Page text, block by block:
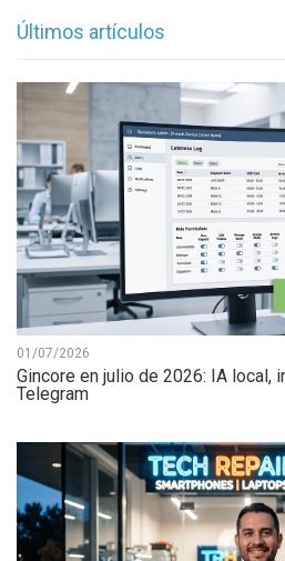
Últimos artículos
01/07/2026
Gincore en julio de 2026: IA local,
Telegram